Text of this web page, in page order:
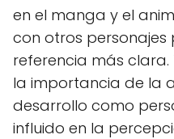
en el manga y el
con otros personajes
referencia más
la importancia de la
desarrollo como
influido en la